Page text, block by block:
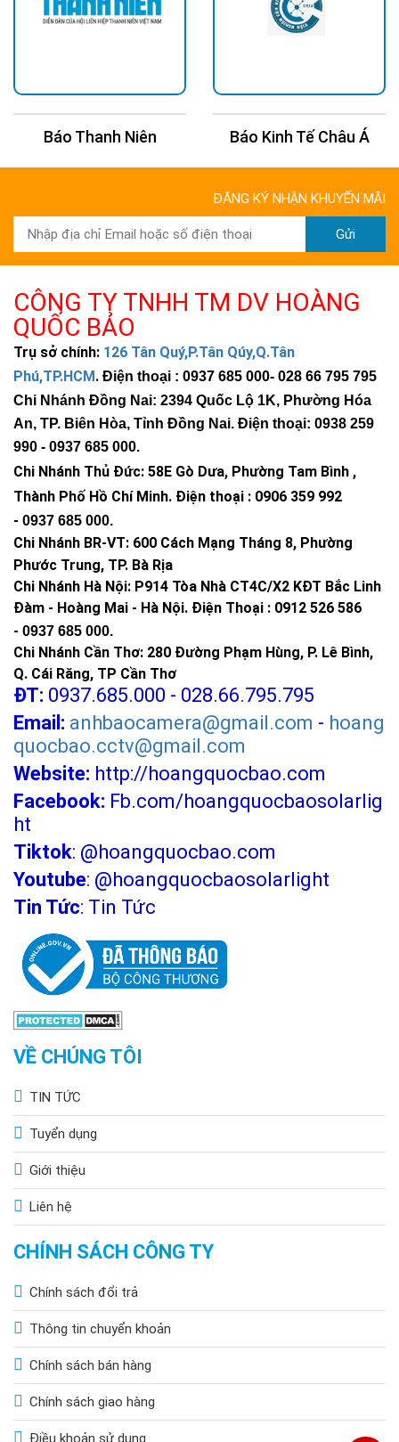
Báo Thanh Niên Báo Kinh Tế Châu Á
ĐĂNG KÝ NHẬN KHUYẾN MÃI
Gửi
CÔNG TY TNHH TM DV HOÀNG
QUỐC BẢO
Trụ sở chính: 126 Tân Quý,P.Tân Qúy,Q.Tân
Phú,TP.HCM. Điện thoại : 0937 685 000- 028 66 795 795
Chi Nhánh Đồng Nai: 2394 Quốc Lộ 1K, Phường Hóa
An, TP. Biên Hòa, Tỉnh Đồng Nai. Điện thoại: 0938 259
990 - 0937 685 000.
Chi Nhánh Thủ Đức: 58E Gò Dưa, Phường Tam Bình ,
Thành Phố Hồ Chí Minh. Điện thoại : 0906 359 992
- 0937 685 000.
Chi Nhánh BR-VT: 600 Cách Mạng Tháng 8, Phường
Phước Trung, TP. Bà Rịa
Chi Nhánh Hà Nội: P914 Tòa Nhà CT4C/X2 KĐT Bắc Linh
Đàm - Hoàng Mai - Hà Nội. Điện Thoại : 0912 526 586
- 0937 685 000.
Chi Nhánh Cần Thơ: 280 Đường Phạm Hùng, P. Lê Bình,
Q. Cái Răng, TP Cần Thơ
ĐT: 0937.685.000 - 028.66.795.795
Email: anhbaocamera@gmail.com - hoang
quocbao.cctv@gmail.com
Website: http://hoangquocbao.com
Facebook: Fb.com/hoangquocbaosolarlig
ht
Tiktok: @hoangquocbao.com
Youtube: @hoangquocbaosolarlight
Tin Tức: Tin Tức
VỀ CHÚNG TÔI
TIN TỨC
Tuyển dụng
Giới thiệu
Liên hệ
CHÍNH SÁCH CÔNG TY
Chính sách đổi trả
Thông tin chuyển khoản
Chính sách bán hàng
Chính sách giao hàng
Điều khoản sử dụng